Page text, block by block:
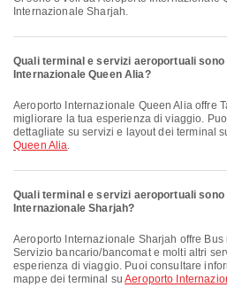
Internazionale Sharjah.
Quali terminal e servizi aeroportuali
Internazionale Queen Alia?
Aeroporto Internazionale Queen Alia offre Taxi e molti altri servizi per
migliorare la tua esperienza di viaggio.
dettagliate su servizi e layout dei terminal
Queen Alia.
Quali terminal e servizi aeroportuali
Internazionale Sharjah?
Aeroporto Internazionale Sharjah offre Bus navetta, Sala di preghiera,
Servizio bancario/bancomat e molti altri
esperienza di viaggio. Puoi consultare
mappe dei terminal suAeroporto